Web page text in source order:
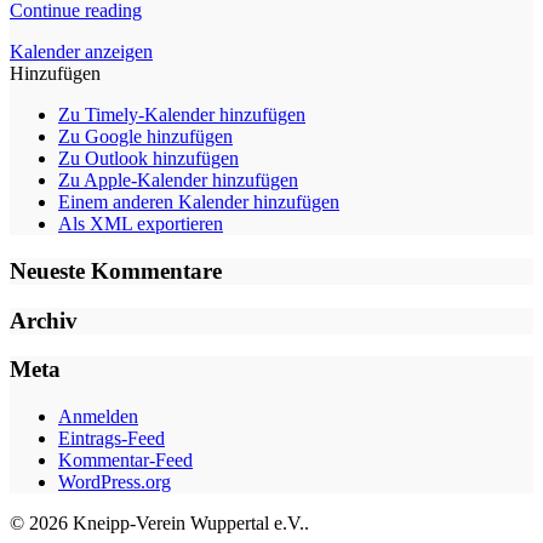
Continue reading
Kalender anzeigen
Hinzufügen
Zu Timely-Kalender hinzufügen
Zu Google hinzufügen
Zu Outlook hinzufügen
Zu Apple-Kalender hinzufügen
Einem anderen Kalender hinzufügen
Als XML exportieren
Neueste Kommentare
Archiv
Meta
Anmelden
Eintrags-Feed
Kommentar-Feed
WordPress.org
© 2026 Kneipp-Verein Wuppertal e.V..